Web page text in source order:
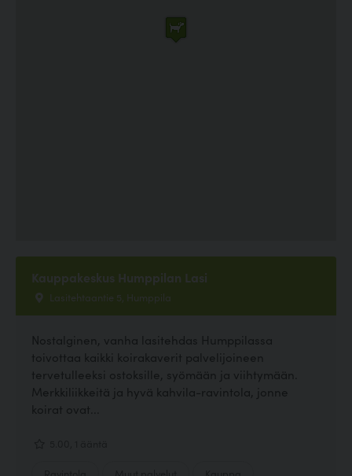
Kauppakeskus Humppilan Lasi
Lasitehtaantie 5, Humppila
Nostalginen, vanha lasitehdas Humppilassa
toivottaa kaikki koirakaverit palvelijoineen
tervetulleeksi ostoksille, syömään ja viihtymään.
Merkkiliikkeitä ja hyvä kahvila-ravintola, jonne
koirat ovat...